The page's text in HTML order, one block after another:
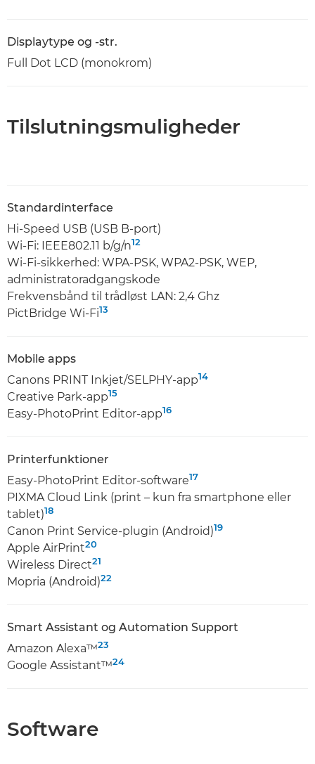
Displaytype og -str.
Full Dot LCD (monokrom)
Tilslutningsmuligheder
Standardinterface
Hi-Speed USB (USB B-port)
Wi-Fi: IEEE802.11 b/g/n12
Wi-Fi-sikkerhed: WPA-PSK, WPA2-PSK, WEP,
administratoradgangskode
Frekvensbånd til trådløst LAN: 2,4 Ghz
PictBridge Wi-Fi13
Mobile apps
Canons PRINT Inkjet/SELPHY-app14
Creative Park-app15
Easy-PhotoPrint Editor-app16
Printerfunktioner
Easy-PhotoPrint Editor-software17
PIXMA Cloud Link (print – kun fra smartphone eller
tablet)18
Canon Print Service-plugin (Android)19
Apple AirPrint20
Wireless Direct21
Mopria (Android)22
Smart Assistant og Automation Support
Amazon Alexa™23
Google Assistant™24
Software